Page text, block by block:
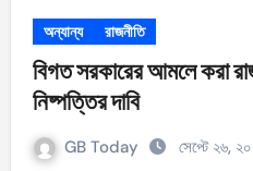
অন্যান্য রাজনীতি
বিগত সরকারের আমলে করা
নিষ্পত্তির দাবি
GB Today সেপ্টে ২৬,